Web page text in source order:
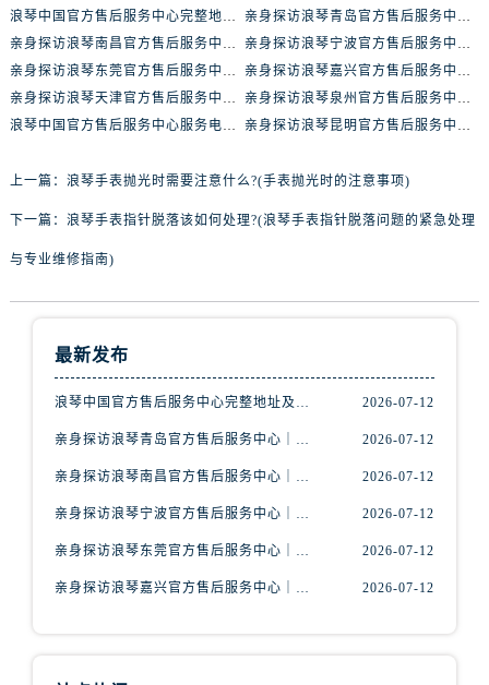
内蒙古自治区包头市青山区幸福路甲3号王府井百货名表维修浪琴售后服务中心（需提前预约）
内蒙古自治区赤峰市红山区哈达街浪琴售后服务中心（需提前预约）
内蒙古自治区鄂尔多斯市东胜区伊金霍洛街浪琴售后服务中心（需提前预约）
内蒙古自治区呼伦贝尔市海拉尔区中央街浪琴售后服务中心（需提前预约）
内蒙古自治区通辽市科尔沁区明仁大街浪琴售后服务中心（需提前预约）
内蒙古自治区锡林郭勒盟市锡林浩特市光明街与额尔敦路交叉口浪琴售后服务中心（需提前预约）
山西省太原市迎泽区迎泽街道解放路15号亨得利名表维修授权店3楼浪琴售后服务中心（需提前预约）
浪琴中国官方售后服务中心完整地址及热线实地考察报告+多信源验证（2026年7月最新）
亲身探访浪琴青岛官方售后服务中心｜最新电话及地址（2026年7月最新）
亲身探访浪琴南昌官方售后服务中心｜最新电话及地址（2026年7月最新）
亲身探访浪琴宁波官方售后服务中心｜网点地址及售后热线（2026年7月最新）
亲身探访浪琴东莞官方售后服务中心｜地址与联系电话（2026年7月最新）
亲身探访浪琴嘉兴官方售后服务中心｜热线电话与网点地址（2026年7月最新）
亲身探访浪琴天津官方售后服务中心｜详细地址与售后电话（2026年7月最新）
亲身探访浪琴泉州官方售后服务中心｜全新地址电话一览（2026年7月最新）
浪琴中国官方售后服务中心服务电话与网点地址实地考察报告_多信源验证（2026年7月最新）
亲身探访浪琴昆明官方售后服务中心｜最新地址与售后热线（2026年7月最新）
上一篇： 浪琴手表抛光时需要注意什么?(手表抛光时的注意事项)
下一篇： 浪琴手表指针脱落该如何处理?(浪琴手表指针脱落问题的紧急处理
与专业维修指南)
最新发布
浪琴中国官方售后服务中心完整地址及热线实地考察报告+多信源验证（2026年7月最新） 2026-07-12
亲身探访浪琴青岛官方售后服务中心｜最新电话及地址（2026年7月最新） 2026-07-12
亲身探访浪琴南昌官方售后服务中心｜最新电话及地址（2026年7月最新） 2026-07-12
亲身探访浪琴宁波官方售后服务中心｜网点地址及售后热线（2026年7月最新） 2026-07-12
亲身探访浪琴东莞官方售后服务中心｜地址与联系电话（2026年7月最新） 2026-07-12
亲身探访浪琴嘉兴官方售后服务中心｜热线电话与网点地址（2026年7月最新） 2026-07-12